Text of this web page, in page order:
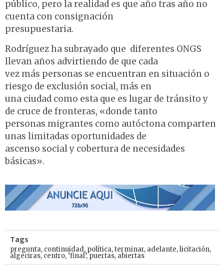
público, pero la realidad es que año tras año no
cuenta con consignación
presupuestaria.
Rodríguez ha subrayado que diferentes ONGS
llevan años advirtiendo de que cada
vez más personas se encuentran en situación o
riesgo de exclusión social, más en
una ciudad como esta que es lugar de tránsito y
de cruce de fronteras, «donde tanto
personas migrantes como autóctona comparten
unas limitadas oportunidades de
ascenso social y cobertura de necesidades
básicas».
Tags
pregunta, continuidad, política,terminar, adelante,licitación,
algeciras, centro, ‘final’,puertas, abiertas